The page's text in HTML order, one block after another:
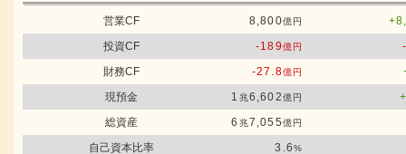
営業CF 8,800億円
投資CF
-189億円
財務CF
-27.8億円
現預金
1 兆6,602億円
総資産
6 兆7,055億円
自己資本比率 3.6%